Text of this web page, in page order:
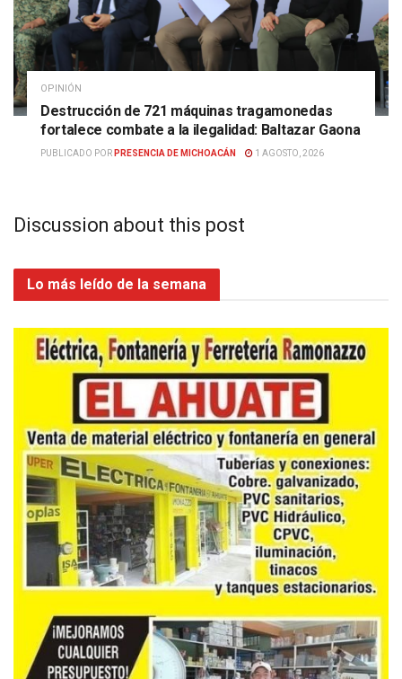
OPINIÓN
Destrucción de 721 máquinas tragamonedas
fortalece combate a la ilegalidad: Baltazar Gaona
PUBLICADO POR PRESENCIA DE MICHOACÁN 1 AGOSTO, 2026
Discussion about this post
Lo más leído de la semana